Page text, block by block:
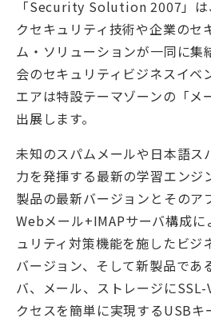
「Security Solution 2007」は
クセキュリティ技術や企業のセ
ム・ソリューションが一同に集
会のセキュリティビジネスイベ
エアは特設テーマゾーンの「メ
出展します。
未知のスパムメールや日本語ス
力を発揮する最新の学習エンジ
製品の最新バージョンとそのア
Webメール+IMAPサーバ構成
ュリティ対策機能を施したビジ
バージョン、そして新製品であ
バ、メール、ストレージに
クセスを簡単に実現するUSBキ